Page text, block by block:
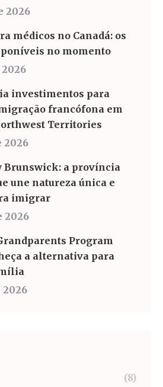
2026
médicos no Canadá: os
no momento
2026
investimentos para
francófona em
Territories
2026
Brunswick: a província
une natureza única e
imigrar
2026
Program
a alternativa para
2026
(8)